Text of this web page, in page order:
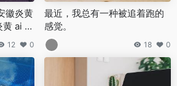
徽炎黄
ai 写
12 0
最近，我总有一种被追着跑的
感觉。
18 0